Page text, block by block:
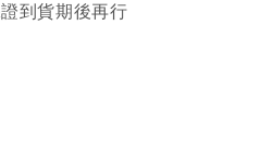
到貨期後再行